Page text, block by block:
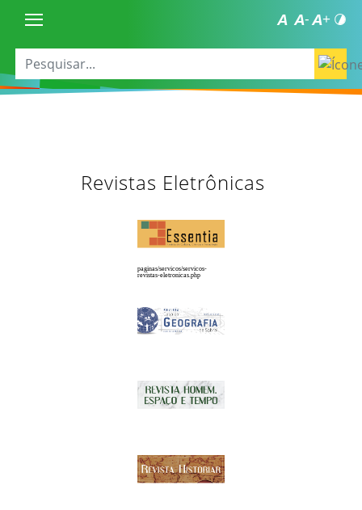
Revistas Eletrônicas
paginas/servicos/servicos-
revistas-eletronicas.php